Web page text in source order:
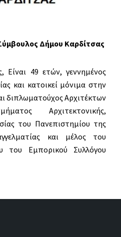
Δήμου Καρδίτσας
Είναι 49 ετών, γεννημένος
και κατοικεί μόνιμα στην
διπλωματούχος Αρχιτέκτων
Αρχιτεκτονικής,
του Πανεπιστημίου της
και μέλος του
του Εμπορικού Συλλόγου